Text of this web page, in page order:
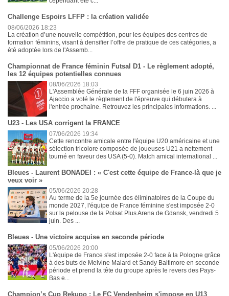
Challenge Espoirs LFFP : la création validée
08/06/2026 18:23
La création d’une nouvelle compétition, pour les équipes des centres de
formation féminins, visant à densifier l’offre de pratique de ces catégories, a
été adoptée lors de l'Assemb...
Championnat de France féminin Futsal D1 - Le règlement adopté,
les 12 équipes potentielles connues
08/06/2026 18:03
L'Assemblée Générale de la FFF organisée le 6 juin 2026 à
Ajaccio a voté le règlement de l'épreuve qui débutera à
l'entrée prochaine. Retrouvez les principales informations. ...
U23 - Les USA corrigent la FRANCE
07/06/2026 19:34
Cette rencontre amicale entre l'équipe U20 américaine et une
sélection tricolore composée de joueuses U21 a nettement
tourné en faveur des USA (5-0). Match amical international ...
Bleues - Laurent BONADEI : « C'est cette équipe de France-là que je
veux voir »
05/06/2026 20:28
Au terme de la 5e journée des éliminatoires de la Coupe du
monde 2027, l'équipe de France féminine s'est imposée 2-0
sur la pelouse de la Polsat Plus Arena de Gdansk, vendredi 5
juin. Des ...
Bleues - Une victoire acquise en seconde période
05/06/2026 20:00
L'équipe de France s'est imposée 2-0 face à la Pologne grâce
à des buts de Melvine Malard et Sandy Baltimore en seconde
période et prend la tête du groupe après le revers des Pays-
Bas e...
Champion’s Cup Rekupo : Le FC Vendenheim s'impose en U13